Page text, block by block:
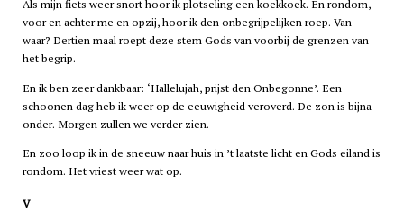
Als mijn fiets weer snort hoor ik plotseling een koekkoek. En rondom,
voor en achter me en opzij, hoor ik den onbegrijpelijken roep. Van
waar? Dertien maal roept deze stem Gods van voorbij de grenzen van
het begrip.
En ik ben zeer dankbaar: ‘Hallelujah, prijst den Onbegonne’. Een
schoonen dag heb ik weer op de eeuwigheid veroverd. De zon is bijna
onder. Morgen zullen we verder zien.
En zoo loop ik in de sneeuw naar huis in ’t laatste licht en Gods eiland is
rondom. Het vriest weer wat op.
V